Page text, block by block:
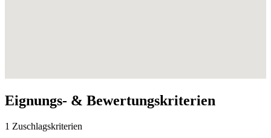
Eignungs- & Bewertungskriterien
1 Zuschlagskriterien